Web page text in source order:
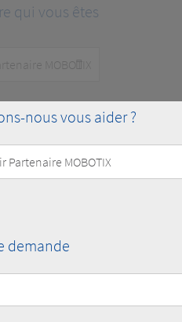
qui vous êtes
nous vous aider ?
demande